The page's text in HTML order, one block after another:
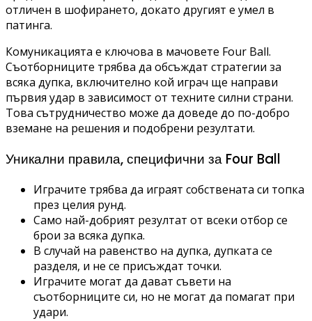
отличен в шофирането, докато другият е умел в
патинга.
Комуникацията е ключова в мачовете Four Ball.
Съотборниците трябва да обсъждат стратегии за
всяка дупка, включително кой играч ще направи
първия удар в зависимост от техните силни страни.
Това сътрудничество може да доведе до по-добро
вземане на решения и подобрени резултати.
Уникални правила, специфични за Four Ball
Играчите трябва да играят собствената си топка
през целия рунд.
Само най-добрият резултат от всеки отбор се
брои за всяка дупка.
В случай на равенство на дупка, дупката се
разделя, и не се присъждат точки.
Играчите могат да дават съвети на
съотборниците си, но не могат да помагат при
удари.